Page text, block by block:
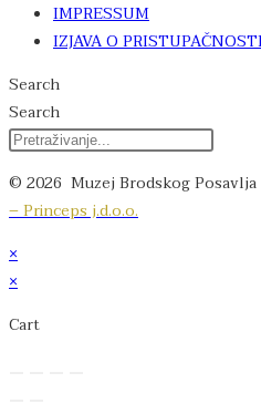
IMPRESSUM
IZJAVA O
Search
Search
© 2026 Muzej Brodskog Posavlja
– Princeps j.d.o.o.
×
×
Cart